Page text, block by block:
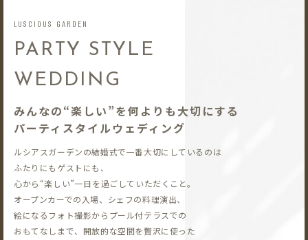
LUSCIOUS GARDEN
PARTY STYLE
WEDDING
みんなの“楽しい”を何よりも大切にする
パーティスタイルウェディング
ルシアスガーデンの結婚式で一番大切にしているのは
ふたりにもゲストにも、
心から“楽しい”一日を過ごしていただくこと。
オープンカーでの入場、シェフの料理演出、
絵になるフォト撮影から プール付テラスでの
おもてなしまで、開放的な空間を贅沢に使った